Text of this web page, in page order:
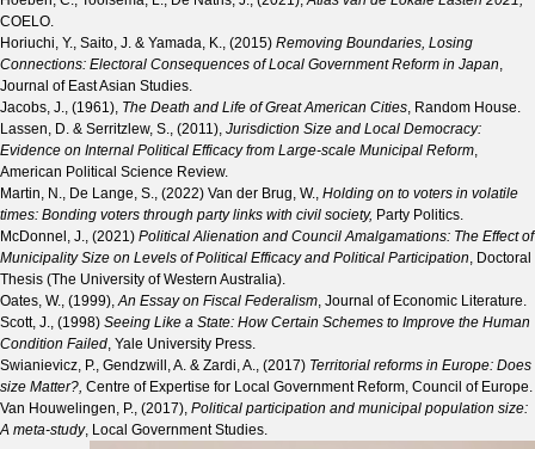
COELO.
Horiuchi, Y., Saito, J. & Yamada, K., (2015) Removing Boundaries, Losing
Connections: Electoral Consequences of Local Government Reform in Japan,
Journal of East Asian Studies.
Jacobs, J., (1961), The Death and Life of Great American Cities, Random House.
Lassen, D. & Serritzlew, S., (2011), Jurisdiction Size and Local Democracy:
Evidence on Internal Political Efficacy from Large-scale Municipal Reform,
American Political Science Review.
Martin, N., De Lange, S., (2022) Van der Brug, W., Holding on to voters in volatile
times: Bonding voters through party links with civil society, Party Politics.
McDonnel, J., (2021) Political Alienation and Council Amalgamations: The Effect of
Municipality Size on Levels of Political Efficacy and Political Participation, Doctoral
Thesis (The University of Western Australia).
Oates, W., (1999),An Essay on Fiscal Federalism, Journal of Economic Literature.
Scott, J., (1998) Seeing Like a State: How Certain Schemes to Improve the Human
Condition Failed, Yale University Press.
Swianievicz, P., Gendzwill, A. & Zardi, A., (2017) Territorial reforms in Europe: Does
size Matter?, Centre of Expertise for Local Government Reform, Council of Europe.
Van Houwelingen, P., (2017), Political participation and municipal population size:
A meta-study, Local Government Studies.